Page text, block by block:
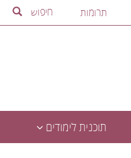
תרומות חיפוש
תוכנית לימודים